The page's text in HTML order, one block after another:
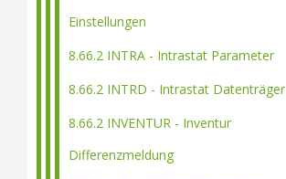
Einstellungen
8.66.2 INTRA - Intrastat Parameter
8.66.2 INTRD - Intrastat Datenträger
8.66.2 INVENTUR - Inventur
Differenzmeldung